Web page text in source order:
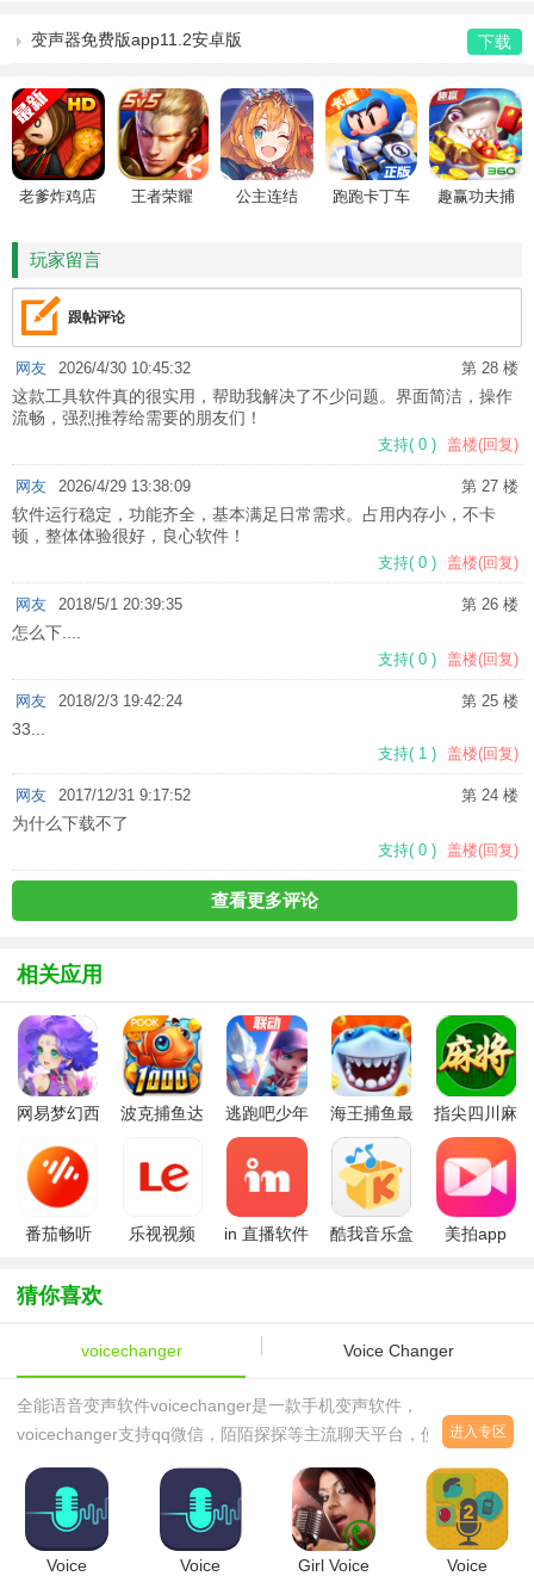
变声器免费版app11.2安卓版 下载
老爹炸鸡店
王者荣耀 公主连结 跑跑卡丁车
趣赢功夫捕
玩家留言
跟帖评论
第 28 楼
网友 2026/4/30 10:45:32
这款工具软件真的很实用，帮助我解决了不少问题。界面简洁，操作
流畅，强烈推荐给需要的朋友们！
支持( 0 ) 盖楼(回复)
第 27 楼
网友 2026/4/29 13:38:09
软件运行稳定，功能齐全，基本满足日常需求。占用内存小，不卡
顿，整体体验很好，良心软件！
支持( 0 ) 盖楼(回复)
第 26 楼
网友 2018/5/1 20:39:35
怎么下....
支持( 0 ) 盖楼(回复)
第 25 楼
网友 2018/2/3 19:42:24
33...
支持( 1 ) 盖楼(回复)
第 24 楼
网友 2017/12/31 9:17:52
为什么下载不了
支持( 0 ) 盖楼(回复)
查看更多评论
相关应用
网易梦幻西
波克捕鱼达
2022微信版
本
逃跑吧少年
九游版最新
版
海王捕鱼最
新版官方正
版
指尖四川麻
将app最新
版
番茄畅听
乐视视频
in 直播软件 酷我音乐盒 美拍app
猜你喜欢
voicechanger Voice Changer
全能语音变声软件voicechanger是一款手机变声软件，
voicechanger支持qq微信，陌陌探探等主流聊天平台，使用方便，
voicechanger全能语音助手还支持个性动态头像，让你的声音伴随
酷炫的头像，绝对赚足眼球。感兴趣的朋友们快来下载吧！
进入专区
Voice
Voice
Girl Voice
Voice